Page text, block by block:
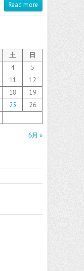
Read more
土
日
4
5
11
12
18
19
25
26
6月 »